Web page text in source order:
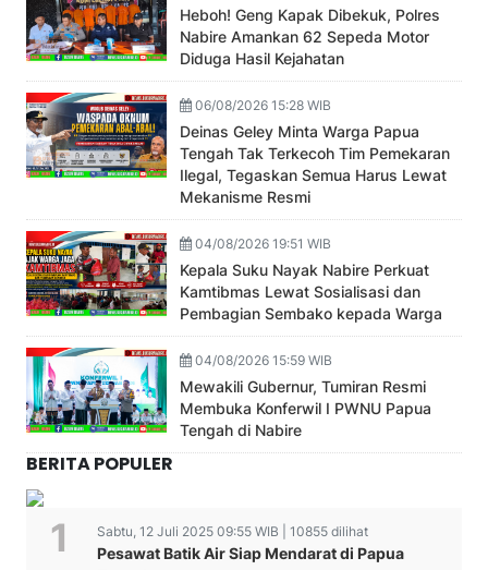
Heboh! Geng Kapak Dibekuk, Polres
Nabire Amankan 62 Sepeda Motor
Diduga Hasil Kejahatan
06/08/2026 15:28 WIB
Deinas Geley Minta Warga Papua
Tengah Tak Terkecoh Tim Pemekaran
Ilegal, Tegaskan Semua Harus Lewat
Mekanisme Resmi
04/08/2026 19:51 WIB
Kepala Suku Nayak Nabire Perkuat
Kamtibmas Lewat Sosialisasi dan
Pembagian Sembako kepada Warga
04/08/2026 15:59 WIB
Mewakili Gubernur, Tumiran Resmi
Membuka Konferwil I PWNU Papua
Tengah di Nabire
BERITA POPULER
Sabtu, 12 Juli 2025 09:55 WIB | 10855 dilihat
Pesawat Batik Air Siap Mendarat di Papua